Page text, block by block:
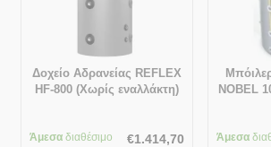
Δοχείο Αδρανείας REFLEX
HF-800 (Χωρίς εναλλάκτη)
Άμεσα διαθέσιμο €1.414,70
NOBEL
Άμεσα